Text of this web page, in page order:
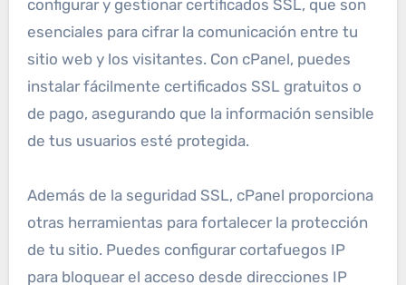
configurar y gestionar certificados SSL, que son
esenciales para cifrar la comunicación entre tu
sitio web y los visitantes. Con cPanel, puedes
instalar fácilmente certificados SSL gratuitos o
de pago, asegurando que la información sensible
de tus usuarios esté protegida.
Además de la seguridad SSL, cPanel proporciona
otras herramientas para fortalecer la protección
de tu sitio. Puedes configurar cortafuegos IP
para bloquear el acceso desde direcciones IP